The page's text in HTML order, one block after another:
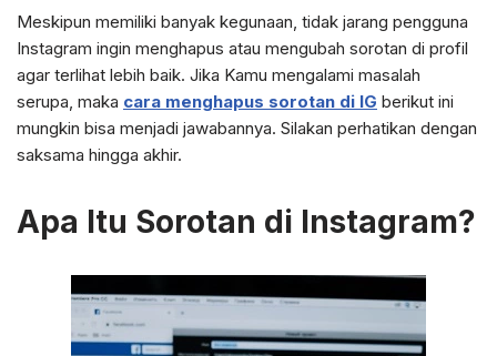
Meskipun memiliki banyak kegunaan, tidak jarang pengguna
Instagram ingin menghapus atau mengubah sorotan di profil
agar terlihat lebih baik. Jika Kamu mengalami masalah
serupa, maka cara menghapus sorotan di IG berikut ini
mungkin bisa menjadi jawabannya. Silakan perhatikan dengan
saksama hingga akhir.
Apa Itu Sorotan di Instagram?